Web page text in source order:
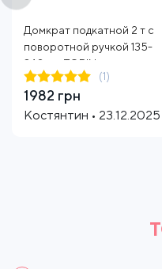
Домкрат подкатной 2 т с
поворотной ручкой 135-
340 мм TORIN
(1)
1982 грн
Костянтин • 23.12.2025